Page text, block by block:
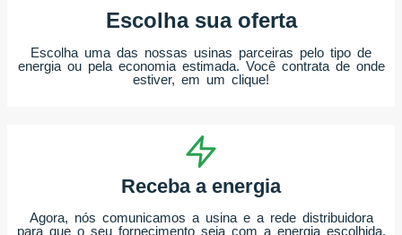
Escolha sua oferta
Escolha uma das nossas usinas parceiras pelo tipo de
energia ou pela economia estimada. Você contrata de onde
estiver, em um clique!
Receba a energia
Agora, nós comunicamos a usina e a rede distribuidora
para que o seu fornecimento seja com a energia escolhida.